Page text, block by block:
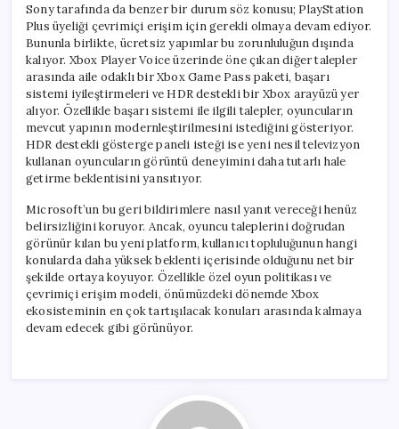
Sony tarafında da benzer bir durum söz konusu; PlayStation
Plus üyeliği çevrimiçi erişim için gerekli olmaya devam ediyor.
Bununla birlikte, ücretsiz yapımlar bu zorunluluğun dışında
kalıyor. Xbox Player Voice üzerinde öne çıkan diğer talepler
arasında aile odaklı bir Xbox Game Pass paketi, başarı
sistemi iyileştirmeleri ve HDR destekli bir Xbox arayüzü yer
alıyor. Özellikle başarı sistemi ile ilgili talepler, oyuncuların
mevcut yapının modernleştirilmesini istediğini gösteriyor.
HDR destekli gösterge paneli isteği ise yeni nesil televizyon
kullanan oyuncuların görüntü deneyimini daha tutarlı hale
getirme beklentisini yansıtıyor.
Microsoft’un bu geri bildirimlere nasıl yanıt vereceği henüz
belirsizliğini koruyor. Ancak, oyuncu taleplerini doğrudan
görünür kılan bu yeni platform, kullanıcı topluluğunun hangi
konularda daha yüksek beklenti içerisinde olduğunu net bir
şekilde ortaya koyuyor. Özellikle özel oyun politikası ve
çevrimiçi erişim modeli, önümüzdeki dönemde Xbox
ekosisteminin en çok tartışılacak konuları arasında kalmaya
devam edecek gibi görünüyor.